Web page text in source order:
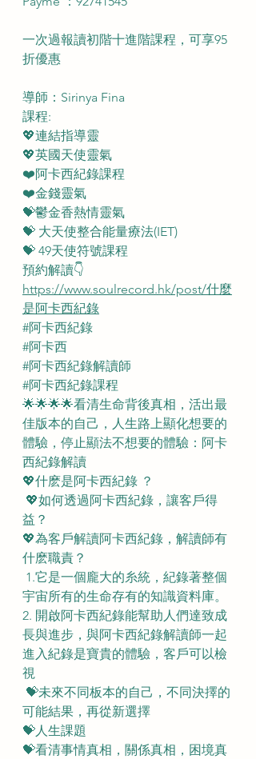
一次過報讀初階十進階課程，可享95
折優惠
導師：Sirinya Fina
課程:
💖連結指導靈
💖英國天使靈氣
❤️阿卡西紀錄課程
❤️金錢靈氣
💝鬱金香熱情靈氣
💝 大天使整合能量療法(IET)
💝 49天使符號課程
預約解讀👇
https://www.soulrecord.hk/post/什麼
是阿卡西紀錄
#阿卡西紀錄
#阿卡西
#阿卡西紀錄解讀師
#阿卡西紀錄課程
🌟🌟🌟🌟看清生命背後真相，活出最
佳版本的自己，人生路上顯化想要的
體驗，停止顯法不想要的體驗：阿卡
西紀錄解讀
💖什麽是阿卡西紀錄 ？
益？
💖為客戶解讀阿卡西紀錄，解讀師有
什麽職責？
宇宙所有的生命存有的知識資料庫。
2. 開啟阿卡西紀錄能幫助人們達致成
長與進步，與阿卡西紀錄解讀師一起
進入紀錄是寶貴的體驗，客戶可以檢
視
可能結果，再從新選擇
💝人生課題
💝看清事情真相，關係真相，困境真